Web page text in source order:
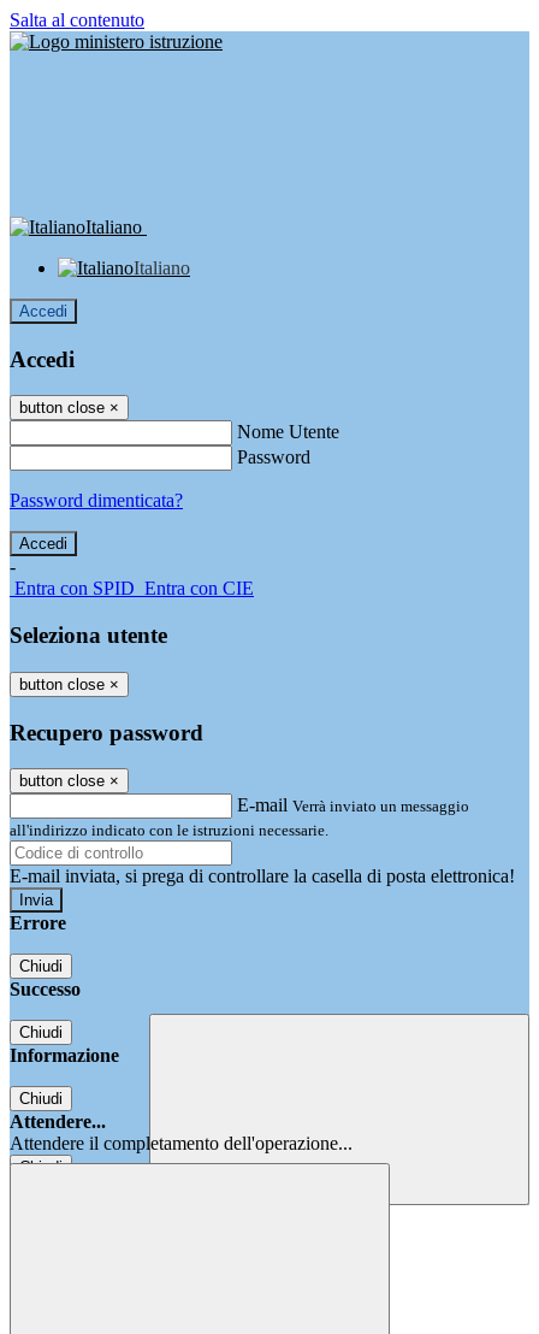
Salta al contenuto
Italiano
Italiano
Accedi
Accedi
button close ×
Nome Utente
Password
Password dimenticata?
-
Entra con SPID Entra con CIE
Seleziona utente
button close ×
Recupero password
button close ×
E-mail Verrà inviato un messaggio
all'indirizzo indicato con le istruzioni necessarie.
E-mail inviata, si prega di controllare la casella di posta elettronica!
Errore
Chiudi
Successo
Chiudi
Informazione
Chiudi
Attendere...
Attendere il completamento dell'operazione...
Chiudi